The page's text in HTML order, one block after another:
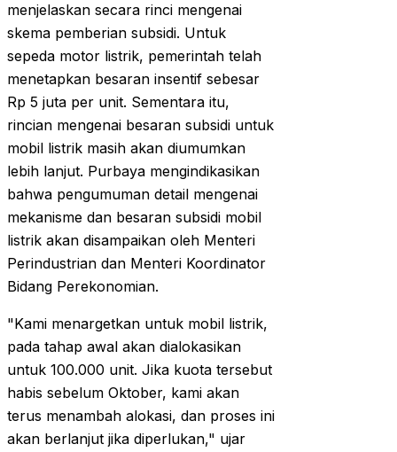
menjelaskan secara rinci mengenai
skema pemberian subsidi. Untuk
sepeda motor listrik, pemerintah telah
menetapkan besaran insentif sebesar
Rp 5 juta per unit. Sementara itu,
rincian mengenai besaran subsidi untuk
mobil listrik masih akan diumumkan
lebih lanjut. Purbaya mengindikasikan
bahwa pengumuman detail mengenai
mekanisme dan besaran subsidi mobil
listrik akan disampaikan oleh Menteri
Perindustrian dan Menteri Koordinator
Bidang Perekonomian.
"Kami menargetkan untuk mobil listrik,
pada tahap awal akan dialokasikan
untuk 100.000 unit. Jika kuota tersebut
habis sebelum Oktober, kami akan
terus menambah alokasi, dan proses ini
akan berlanjut jika diperlukan," ujar